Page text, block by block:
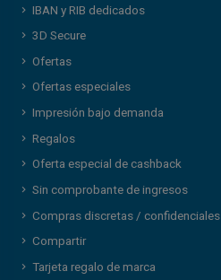
IBAN y RIB dedicados
3D Secure
Ofertas
Ofertas especiales
Impresión bajo demanda
Regalos
Oferta especial de cashback
Sin comprobante de ingresos
Compras discretas / confidenciales
Compartir
Tarjeta regalo de marca